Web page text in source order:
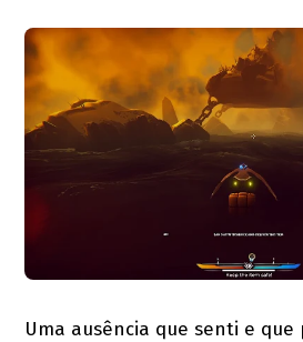
Uma ausência que senti e que